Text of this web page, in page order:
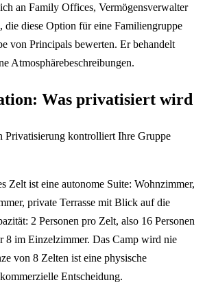
an Family Offices, Vermögensverwalter
die diese Option für eine Familiengruppe
von Principals bewerten. Er behandelt
Atmosphärebeschreibungen.
Was privatisiert wird
Privatisierung kontrolliert Ihre Gruppe
Zelt ist eine autonome Suite: Wohnzimmer,
private Terrasse mit Blick auf die
2 Personen pro Zelt, also 16 Personen
8 im Einzelzimmer. Das Camp wird nie
von 8 Zelten ist eine physische
Entscheidung.